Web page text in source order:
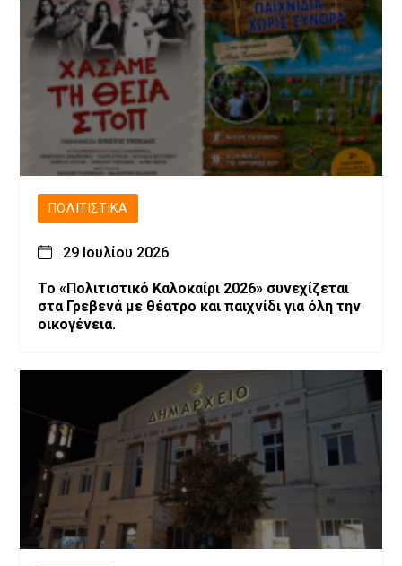
ΠΟΛΙΤΙΣΤΙΚΆ
29 Ιουλίου 2026
Το «Πολιτιστικό Καλοκαίρι 2026» συνεχίζεται
στα Γρεβενά με θέατρο και παιχνίδι για όλη την
οικογένεια.